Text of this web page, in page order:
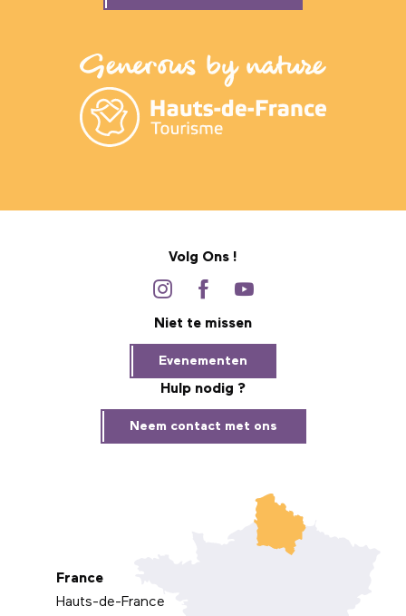
Volg Ons !
Niet te missen
Evenementen
Hulp nodig ?
Neem contact met ons
France
Hauts-de-France